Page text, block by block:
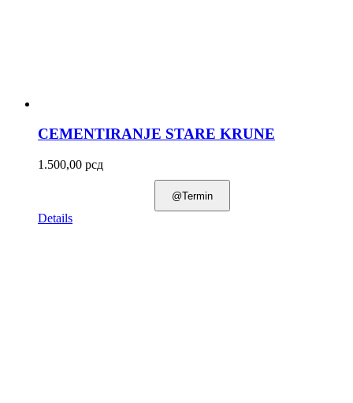
CEMENTIRANJE STARE KRUNE
1.500,00 рсд
@Termin
Details